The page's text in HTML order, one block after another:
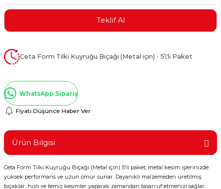
Kaplamalar
Teklif Al
Ceta Form Tilki Kuyruğu Bıçağı (Metal için) - 5\'li Paket
WhatsApp Sipariş
Fiyatı Düşünce Haber Ver
Ürün Bilgisi
Ceta Form Tilki Kuyruğu Bıçağı (Metal için) 5'li paket, metal kesim işlerinizde
yüksek performans ve uzun ömür sunar. Dayanıklı malzemeden üretilmiş
bıçaklar, hızlı ve temiz kesimler yaparak zamandan tasarruf etmenizi sağlar.